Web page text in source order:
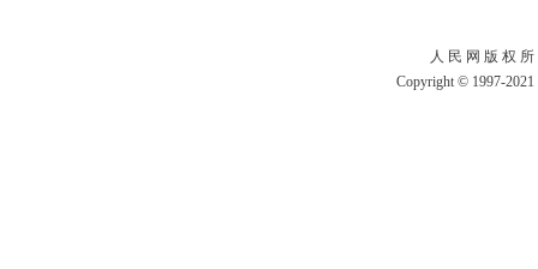
人 民 网 版 权
Copyright © 1997-2021